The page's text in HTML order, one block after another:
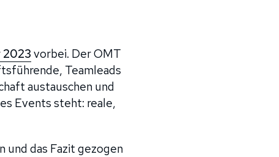
2023vorbei. Der OMT
Teamleads
austauschen und
Events steht: reale,
und das Fazit gezogen